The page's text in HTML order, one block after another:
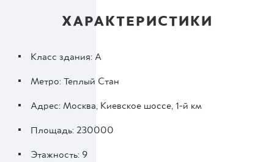
ХАРАКТЕРИСТИКИ
Класс здания: A
Метро: Теплый Стан
Адрес: Москва, Киевское шоссе, 1-й км
Площадь: 230000
Этажность: 9